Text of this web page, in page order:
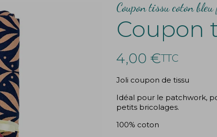
Coupon tissu coton
Coupon
4,00 €TTC
Joli coupon de tissu
Idéal pour le patchwork,
petits bricolages.
100% coton